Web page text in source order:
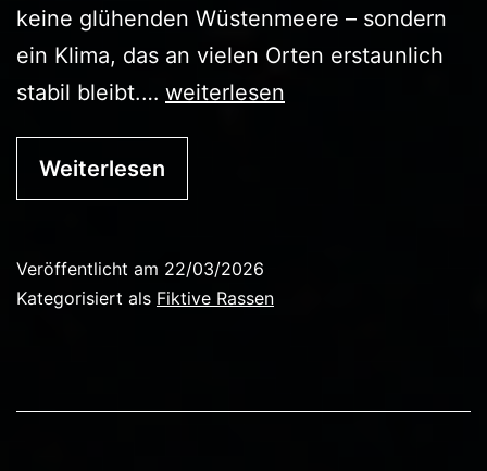
keine glühenden Wüstenmeere – sondern
ein Klima, das an vielen Orten erstaunlich
stabil bleibt.… Die
weiterlesen
Weiterlesen
Veröffentlicht am 22/03/2026
Kategorisiert als Fiktive Rassen